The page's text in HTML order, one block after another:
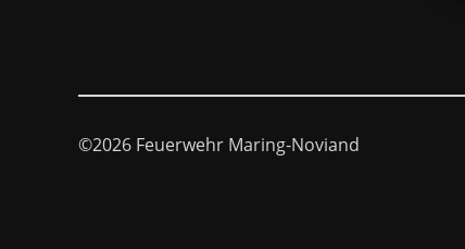
©2026 Feuerwehr Maring-Noviand